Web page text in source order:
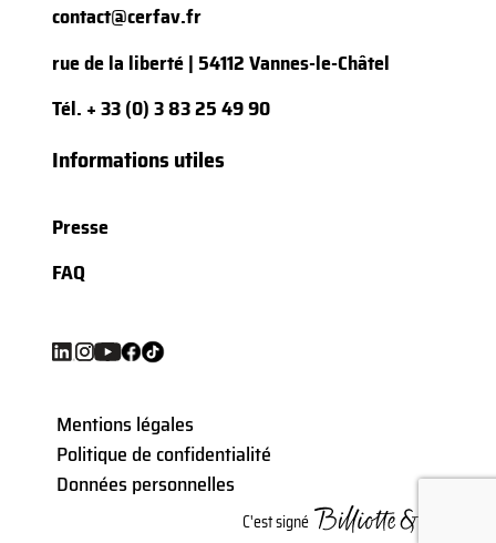
contact@cerfav.fr
rue de la liberté | 54112 Vannes-le-Châtel
Tél. + 33 (0) 3 83 25 49 90
Informations utiles
Presse
FAQ
Mentions légales
Politique de confidentialité
Données personnelles
C'est signé